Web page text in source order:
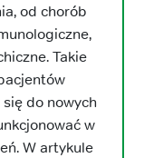
od chorób
Takie
do nowych
w
W artykule